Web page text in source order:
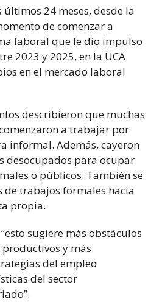
24 meses, desde la
de comenzar a
laboral que le dio impulso
2023 y 2025, en la UCA
en el mercado laboral
describieron que muchas
a trabajar por
informal. Además, cayeron
desocupados para ocupar
o públicos. También se
de trabajos formales hacia
propia.
sugiere más obstáculos
y más
del empleo
del sector